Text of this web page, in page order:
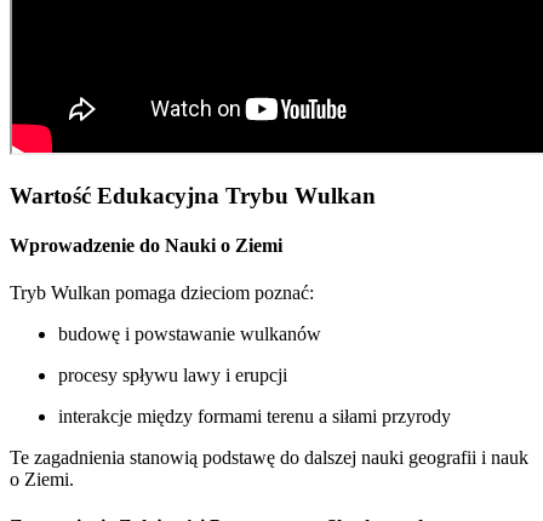
Wartość Edukacyjna Trybu Wulkan
Wprowadzenie do Nauki o Ziemi
Tryb Wulkan pomaga dzieciom poznać:
budowę i powstawanie wulkanów
procesy spływu lawy i erupcji
interakcje między formami terenu a siłami przyrody
Te zagadnienia stanowią podstawę do dalszej nauki geografii i nauk
o Ziemi.